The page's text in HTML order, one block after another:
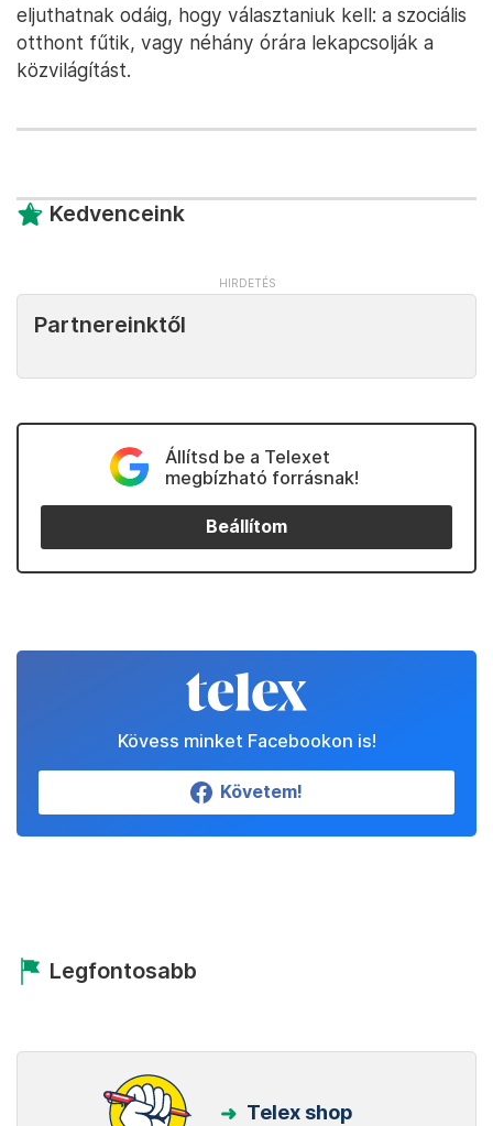
eljuthatnak odáig, hogy választaniuk kell: a szociális
otthont fűtik, vagy néhány órára lekapcsolják a
közvilágítást.
Kedvenceink
Partnereinktől
Állítsd be a Telexet
megbízható forrásnak!
Beállítom
Kövess minket Facebookon is!
Követem!
Legfontosabb
Telex shop